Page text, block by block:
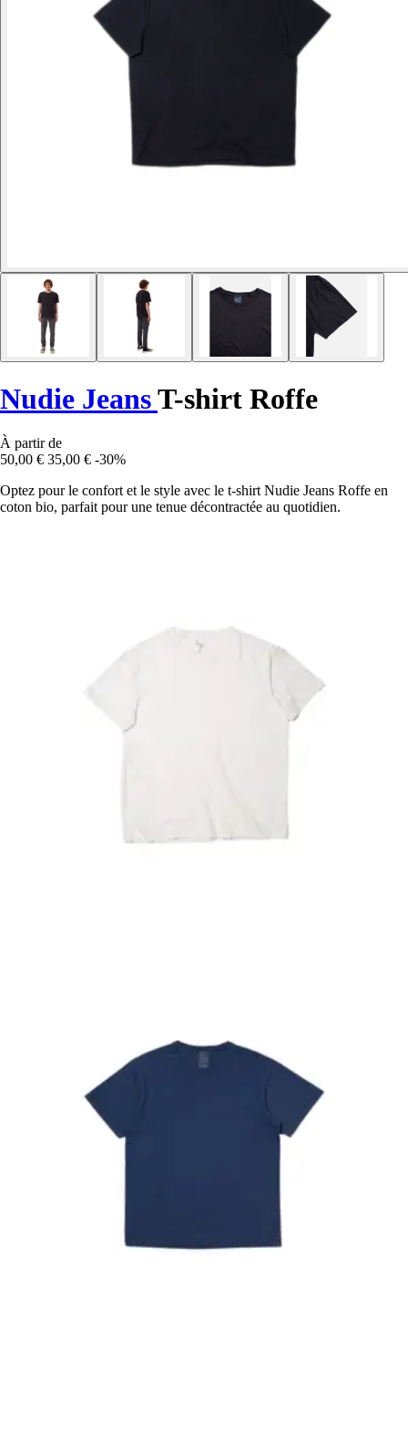
Nudie JeansT-shirt Roffe
À partir de
50,00 € 35,00 € -30%
Optez pour le confort et le style avec le t-shirt Nudie Jeans Roffe en
coton bio, parfait pour une tenue décontractée au quotidien.